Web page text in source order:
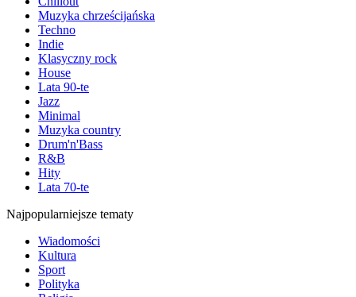
Muzyka chrześcijańska
Techno
Indie
Klasyczny rock
House
Lata 90-te
Jazz
Minimal
Muzyka country
Drum'n'Bass
R&B
Hity
Lata 70-te
Najpopularniejsze tematy
Wiadomości
Kultura
Sport
Polityka